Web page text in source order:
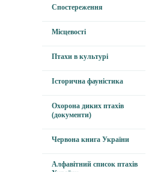
Спостереження
Місцевості
Птахи в культурі
Історична фауністика
Охорона диких птахів
(документи)
Червона книга України
Алфавітний список птахів